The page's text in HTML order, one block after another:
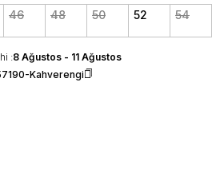
46 48 50 52 54
:8 Ağustos - 11 Ağustos
Kahverengi